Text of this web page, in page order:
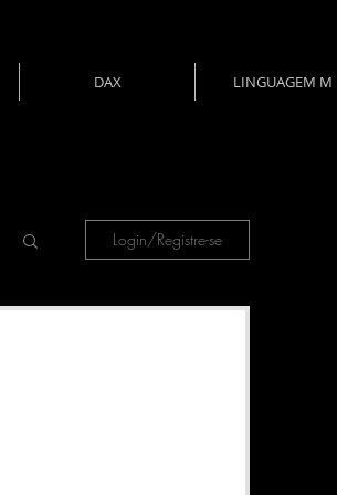
DAX LINGUAGEM M
Login/Registre-se